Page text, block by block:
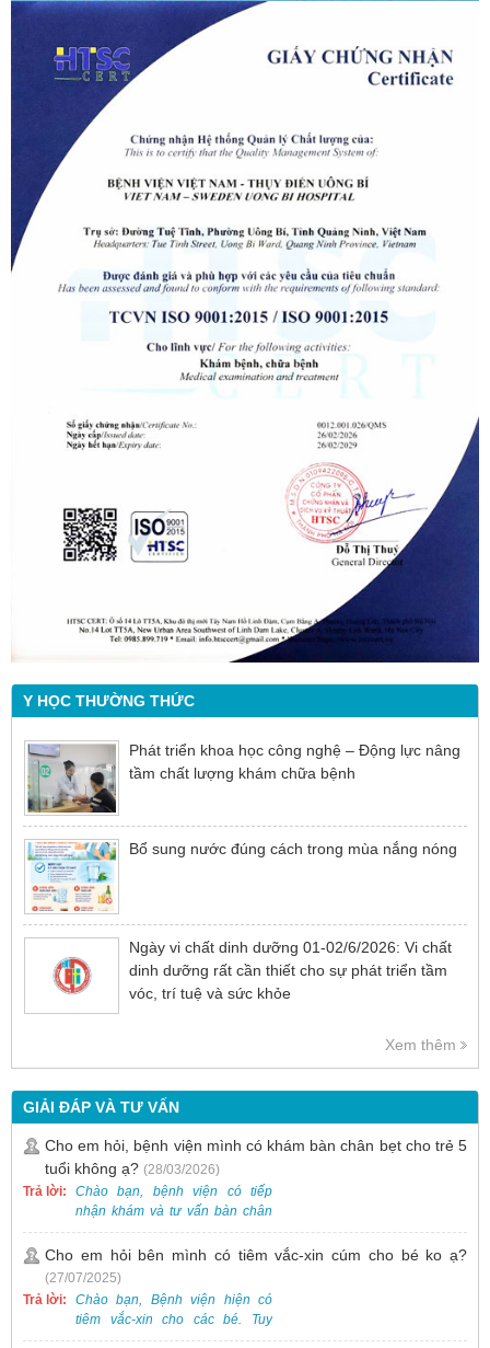
Y HỌC THƯỜNG THỨC
Phát triển khoa học công nghệ – Động lực nâng
tầm chất lượng khám chữa bệnh
Bổ sung nước đúng cách trong mùa nắng nóng
Ngày vi chất dinh dưỡng 01-02/6/2026: Vi chất
dinh dưỡng rất cần thiết cho sự phát triển tầm
vóc, trí tuệ và sức khỏe
Xem thêm
GIẢI ĐÁP VÀ TƯ VẤN
Cho em hỏi, bệnh viện mình có khám bàn chân bẹt cho trẻ 5
tuổi không ạ? (28/03/2026)
Trả lời:
Chào bạn, bệnh viện có tiếp
nhận khám và tư vấn bàn chân
bẹt cho trẻ em, bao gồm cả trẻ 5
tuổi. Bạn có thể đưa bé đến
Khoa Khám bệnh của bệnh viện
để được bác sĩ chuyên khoa
thăm khám. Ngoài ra, để thuận
tiện hơn, bạn có thể đặt lịch
Cho em hỏi bên mình có tiêm vắc-xin cúm cho bé ko ạ?
(27/07/2025)
Trả lời:
Chào bạn, Bệnh viện hiện có
tiêm vắc-xin cho các bé. Tuy
nhiên, các loại vắc-xin thường về